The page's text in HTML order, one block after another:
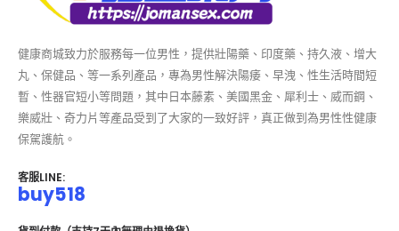
健康商城致力於服務每一位男性，提供壯陽藥、印度藥、持久液、增大
丸、保健品、等一系列產品，專為男性解決陽痿、早洩、性生活時間短
暫、性器官短小等問題，其中日本藤素、美國黑金、犀利士、威而鋼、
樂威壯、奇力片等產品受到了大家的一致好評，真正做到為男性性健康
保駕護航。
客服LINE:
buy518
貨到付款（支持7天內無理由退換貨）